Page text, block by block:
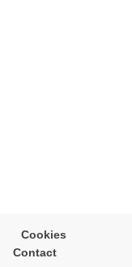
Cookies
Contact